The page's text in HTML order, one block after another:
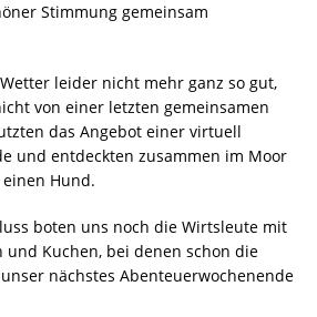
Stimmung gemeinsam
leider nicht mehr ganz so gut,
von einer letzten gemeinsamen
das Angebot einer virtuell
und entdeckten zusammen im Moor
Hund.
boten uns noch die Wirtsleute mit
und Kuchen, bei denen schon die
nächstes Abenteuerwochenende